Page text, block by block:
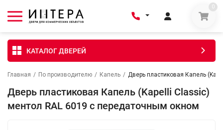
0
КАТАЛОГ ДВЕРЕЙ
Главная / По производителю / Капель / Дверь пластиковая Капель
Дверь пластиковая Капель (Kapelli Classic)
ментол RAL 6019 с передаточным окном